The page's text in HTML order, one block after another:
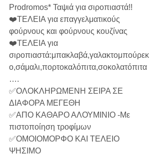
Prodromos* Ταψιά για σιροπιαστά!!
❤️ΤΕΛΕΙΑ για επαγγελματικούς
φούρνους και φούρνους κουζίνας
❤️ΤΕΛΕΙΑ για
σιροπιαστά:μπακλαβά,γαλακτομπούρεκ
ο,σάμαλι,πορτοκαλόπιτα,σοκολατόπιτα
….
✅ΟΛΟΚΛΗΡΩΜΕΝΗ ΣΕΙΡΑ ΣΕ
ΔΙΑΦΟΡΑ ΜΕΓΕΘΗ
✅ΑΠΟ ΚΑΘΑΡΟ ΑΛΟΥΜΙΝΙΟ -Με
πιστοποίηση τροφίμων
✅ΟΜΟΙΟΜΟΡΦΟ ΚΑΙ ΤΕΛΕΙΟ
ΨΗΣΙΜΟ